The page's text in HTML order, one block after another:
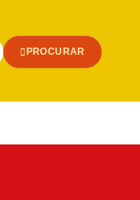
PROCURAR